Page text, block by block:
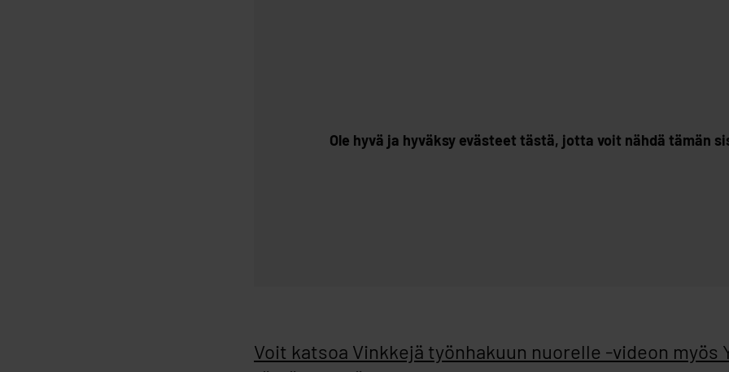
Ole hyvä ja hyväksy evästeet tästä, jotta voit nähdä tämän
Voit katsoa Vinkkejä työnhakuun nuorelle -videon myös